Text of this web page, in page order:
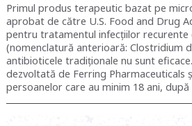
Primul produs terapeutic bazat pe
aprobat de către U.S. Food and Drug
pentru tratamentul infecţiilor recurente
(nomenclatură anterioară: Clostridium
antibioticele tradiţionale nu sunt
dezvoltată de Ferring Pharmaceuticals
persoanelor care au minim 18 ani,